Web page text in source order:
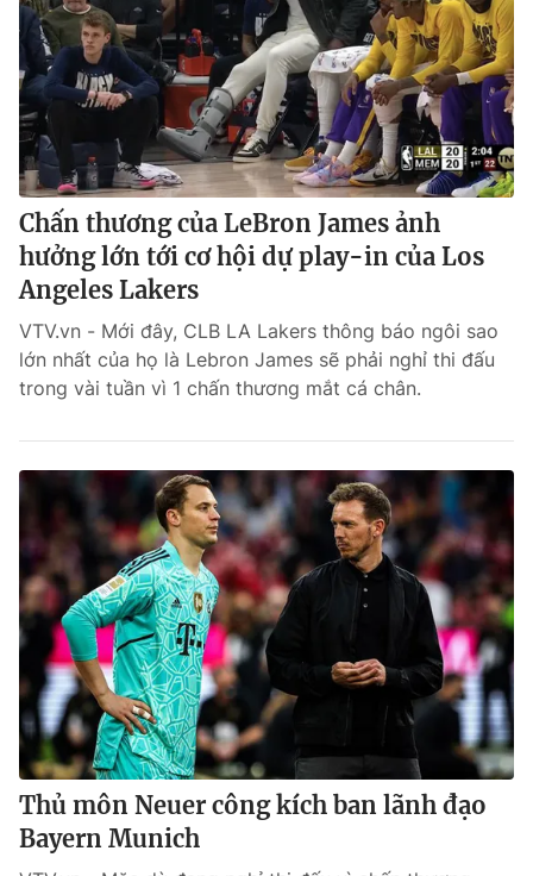
Chấn thương của LeBron James ảnh
hưởng lớn tới cơ hội dự play-in của Los
Angeles Lakers
VTV.vn - Mới đây, CLB LA Lakers thông báo ngôi sao
lớn nhất của họ là Lebron James sẽ phải nghỉ thi đấu
trong vài tuần vì 1 chấn thương mắt cá chân.
Thủ môn Neuer công kích ban lãnh đạo
Bayern Munich